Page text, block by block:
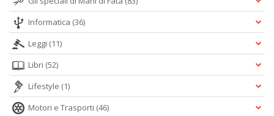
Informatica (36)
Leggi (11)
Libri (52)
Lifestyle (1)
Motori e Trasporti (46)